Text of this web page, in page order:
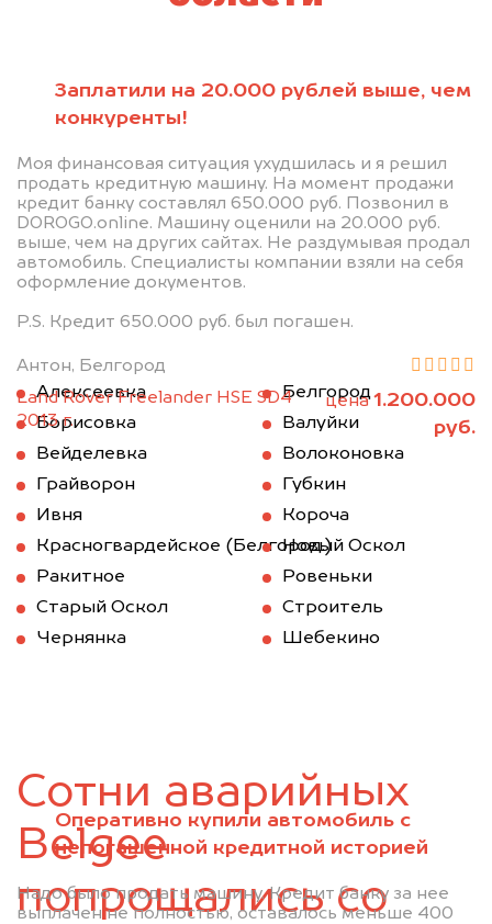
Заплатили на 20.000 рублей выше, чем
конкуренты!
Моя финансовая ситуация ухудшилась и я решил
продать кредитную машину. На момент продажи
кредит банку составлял 650.000 руб. Позвонил в
DOROGO.online. Машину оценили на 20.000 руб.
выше, чем на других сайтах. Не раздумывая продал
автомобиль. Специалисты компании взяли на себя
оформление документов.
P.S. Кредит 650.000 руб. был погашен.
Антон, Белгород
Land Rover Freelander HSE SD4
2013 г.
цена1.200.000
руб.
Оперативно купили автомобиль с
непогашенной кредитной историей
Надо было продать машину. Кредит банку за нее
выплачен не полностью, оставалось меньше 400
Алексеевка
Белгород
Борисовка
Валуйки
Вейделевка
Волоконовка
Грайворон
Губкин
Ивня
Короча
Красногвардейское (Белгород.)Новый Оскол
Ракитное
Ровеньки
Старый Оскол
Строитель
Чернянка
Шебекино
Сотни аварийных
Belgee
попрощались со